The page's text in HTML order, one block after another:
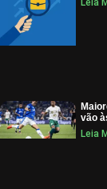
Leia
vão
Leia